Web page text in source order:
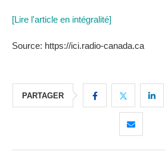
[Lire l'article en intégralité]
Source: https://ici.radio-canada.ca
PARTAGER